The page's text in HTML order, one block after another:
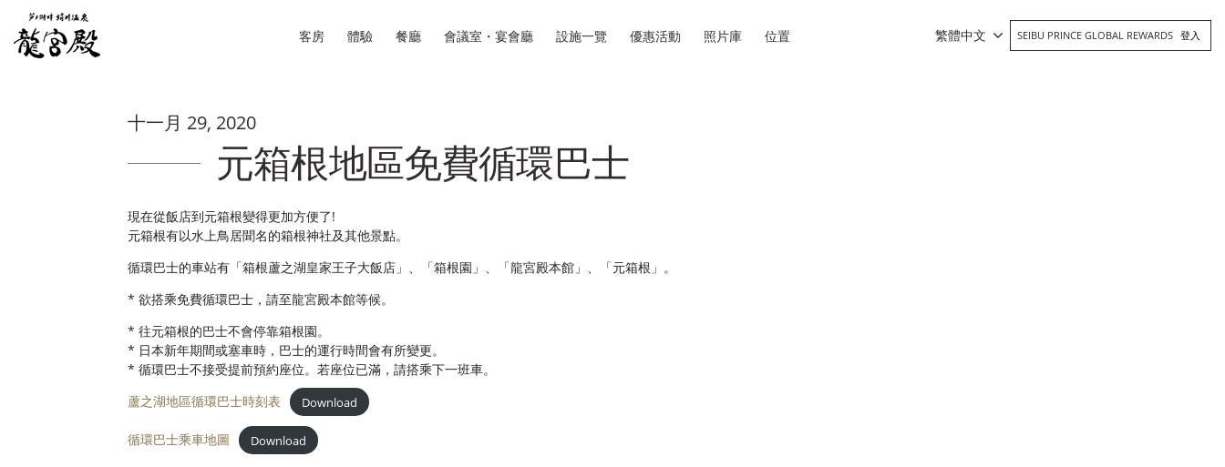
客房 體驗 餐廳 會議室・宴會廳 設施一覽 優惠活動 照片庫 位置 繁體中文 SEIBU PRINCE GLOBAL REWARDS 登入
十一月 29, 2020
元箱根地區免費循環巴士
現在從飯店到元箱根變得更加方便了!
元箱根有以水上鳥居聞名的箱根神社及其他景點。
循環巴士的車站有「箱根蘆之湖皇家王子大飯店」、「箱根園」、「龍宮殿本館」、「元箱根」。
* 欲搭乘免費循環巴士，請至龍宮殿本館等候。
* 往元箱根的巴士不會停靠箱根園。
* 日本新年期間或塞車時，巴士的運行時間會有所變更。
* 循環巴士不接受提前預約座位。若座位已滿，請搭乘下一班車。
蘆之湖地區循環巴士時刻表
Download
循環巴士乘車地圖 Download